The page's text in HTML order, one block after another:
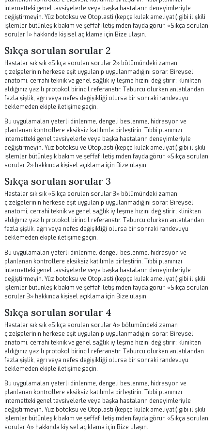
planlanan kontrollere eksiksiz katılımla birleştirin. Tıbbi planınızı
internetteki genel tavsiyelerle veya başka hastaların deneyimleriyle
değiştirmeyin.Yüz botoksu veOtoplasti (kepçe kulak ameliyatı)gibi
işlemler bütünleşik bakım ve şeffaf iletişimden fayda görür. «Doğru
«Doğru yaklaşımı seçmek» sürecinde doğaçlama yapmayın veya
doğrulanmamış birden fazla tavsiyeyi birleştirmeyin. İlaç saatleri,
belirtiler ve aktivite sınırlarını içeren basit bir iyileşme günlüğü tutun.
aşamada günlük tutarlılık daha öngörülebilir sonuçlar oluşturur.
Sıkça sorulan sorular 1
Hastalar sık sık «Sıkça sorulan sorular 1» bölümündeki zaman
çizelgelerinin herkese eşit uygulanıp uygulanmadığını sorar. Bireysel
anatomi, cerrahi teknik ve genel sağlık iyileşme hızını değiştirir;
aldığınız yazılı protokol birincil referanstır. Taburcu olurken
fazla şişlik, ağrı veya nefes değişikliği olursa bir sonraki randevuyu
beklemeden ekiple iletişime geçin.
Bu uygulamaları yeterli dinlenme, dengeli beslenme, hidrasyon ve
planlanan kontrollere eksiksiz katılımla birleştirin. Tıbbi planınızı
internetteki genel tavsiyelerle veya başka hastaların deneyimleriyle
değiştirmeyin. Yüz botoksuveOtoplasti (kepçe kulak ameliyatı)gibi
işlemler bütünleşik bakım ve şeffaf iletişimden fayda görür. «Sıkça
sorular 1» hakkında kişisel açıklama için Bize ulaşın .
Sıkça sorulan sorular 2
Hastalar sık sık «Sıkça sorulan sorular 2» bölümündeki zaman
çizelgelerinin herkese eşit uygulanıp uygulanmadığını sorar. Bireysel
anatomi, cerrahi teknik ve genel sağlık iyileşme hızını değiştirir;
aldığınız yazılı protokol birincil referanstır. Taburcu olurken
beklemeden ekiple iletişime geçin.
Bu uygulamaları yeterli dinlenme, dengeli beslenme, hidrasyon ve
planlanan kontrollere eksiksiz katılımla birleştirin. Tıbbi planınızı
internetteki genel tavsiyelerle veya başka hastaların deneyimleriyle
değiştirmeyin.Yüz botoksuveOtoplasti (kepçe kulak ameliyatı)
işlemler bütünleşik bakım ve şeffaf iletişimden fayda görür. «Sıkça
Sıkça sorulan sorular 3
Hastalar sık sık «Sıkça sorulan sorular 3» bölümündeki zaman
çizelgelerinin herkese eşit uygulanıp uygulanmadığını sorar. Bireysel
anatomi, cerrahi teknik ve genel sağlık iyileşme hızını değiştirir;